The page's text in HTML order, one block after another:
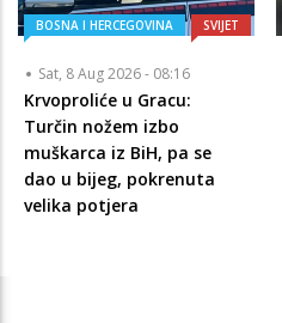
BOSNA I HERCEGOVINA SVIJET
Sat, 8 Aug 2026 - 08:16
Krvoproliće u Gracu:
Turčin nožem izbo
muškarca iz BiH, pa se
dao u bijeg, pokrenuta
velika potjera